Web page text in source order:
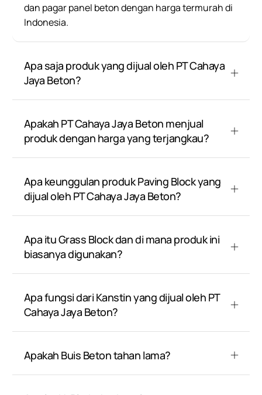
dan pagar panel beton dengan harga termurah di
Indonesia.
Apa saja produk yang dijual oleh PT Cahaya
Jaya Beton?
Apakah PT Cahaya Jaya Beton menjual
produk dengan harga yang terjangkau?
Apa keunggulan produk Paving Block yang
dijual oleh PT Cahaya Jaya Beton?
Apa itu Grass Block dan di mana produk ini
biasanya digunakan?
Apa fungsi dari Kanstin yang dijual oleh PT
Cahaya Jaya Beton?
Apakah Buis Beton tahan lama?